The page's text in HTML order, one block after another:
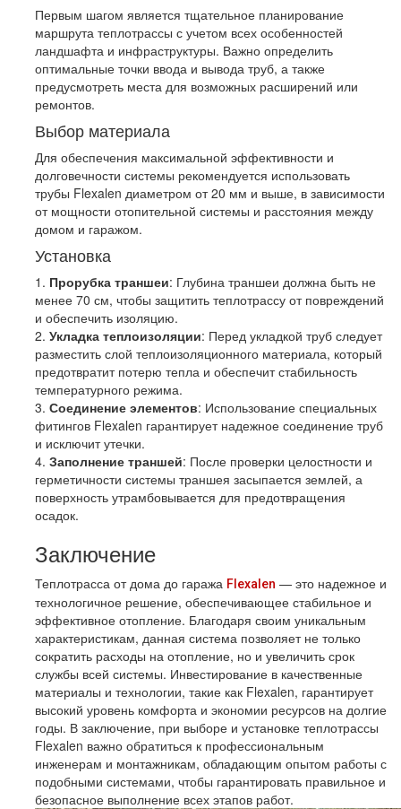
Первым шагом является тщательное планирование
маршрута теплотрассы с учетом всех особенностей
ландшафта и инфраструктуры. Важно определить
оптимальные точки ввода и вывода труб, а также
предусмотреть места для возможных расширений или
ремонтов.
Выбор материала
Для обеспечения максимальной эффективности и
долговечности системы рекомендуется использовать
трубы Flexalen диаметром от 20 мм и выше, в зависимости
от мощности отопительной системы и расстояния между
домом и гаражом.
Установка
1. Прорубка траншеи: Глубина траншеи должна быть не
менее 70 см, чтобы защитить теплотрассу от повреждений
и обеспечить изоляцию.
2. Укладка теплоизоляции: Перед укладкой труб следует
разместить слой теплоизоляционного материала, который
предотвратит потерю тепла и обеспечит стабильность
температурного режима.
3. Соединение элементов: Использование специальных
фитингов Flexalen гарантирует надежное соединение труб
и исключит утечки.
4. Заполнение траншей: После проверки целостности и
герметичности системы траншея засыпается землей, а
поверхность утрамбовывается для предотвращения
осадок.
Заключение
Теплотрасса от дома до гаража Flexalen — это надежное и
технологичное решение, обеспечивающее стабильное и
эффективное отопление. Благодаря своим уникальным
характеристикам, данная система позволяет не только
сократить расходы на отопление, но и увеличить срок
службы всей системы. Инвестирование в качественные
материалы и технологии, такие как Flexalen, гарантирует
высокий уровень комфорта и экономии ресурсов на долгие
годы. В заключение, при выборе и установке теплотрассы
Flexalen важно обратиться к профессиональным
инженерам и монтажникам, обладающим опытом работы с
подобными системами, чтобы гарантировать правильное и
безопасное выполнение всех этапов работ.